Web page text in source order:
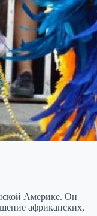
Америке. Он
африканских,